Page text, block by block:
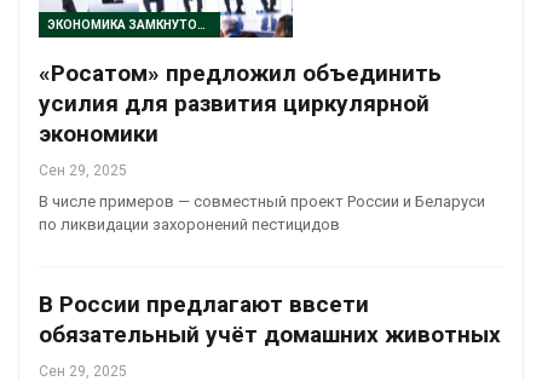
ЭКОНОМИКА ЗАМКНУТОГО ЦИКЛА
«Росатом» предложил объединить
усилия для развития циркулярной
экономики
Сен 29, 2025
В числе примеров — совместный проект России и Беларуси
по ликвидации захоронений пестицидов
В России предлагают ввсети
обязательный учёт домашних животных
Сен 29, 2025